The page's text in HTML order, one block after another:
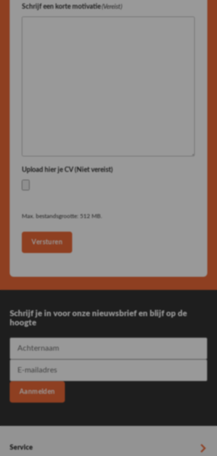
Schrijf een korte motivatie (Vereist)
Upload hier je CV (Niet vereist)
Max. bestandsgrootte: 512 MB.
Versturen
Schrijf je in voor onze nieuwsbrief en blijf op de
hoogte
Aanmelden
Service